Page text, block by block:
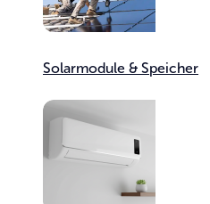
Solar­module & Speicher